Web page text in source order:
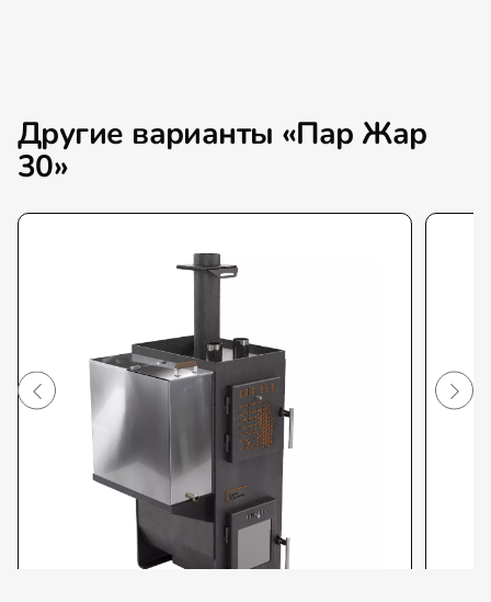
Другие варианты «Пар Жар
30»